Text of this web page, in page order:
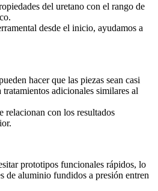
del uretano con el rango de
desde el inicio, ayudamos a
hacer que las piezas sean casi
adicionales similares al
relacionan con los resultados
prototipos funcionales rápidos, lo
de aluminio fundidos a presión entren